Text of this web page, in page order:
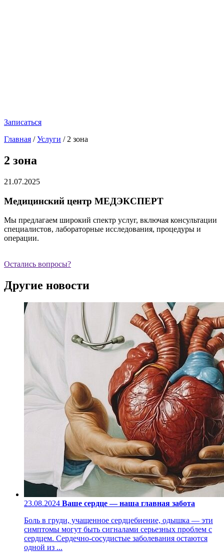
Записаться
Главная /Услуги / 2 зона
2 зона
21.07.2025
Медицинский центр МЕДЭКСПЕРТ
Мы предлагаем широкий спектр услуг, включая консультации
специалистов, лабораторные исследования, процедуры и
операции.
Остались вопросы?
Другие новости
23.08.2024 Ваше сердце — наша главная забота
Боль в груди, учащенное сердцебиение, одышка — эти
симптомы могут быть сигналами серьезных проблем с
сердцем. Сердечно-сосудистые заболевания остаются
одной из ...